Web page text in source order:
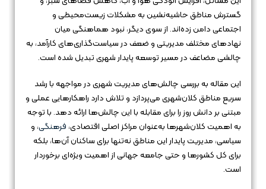
گسترش مناطق حاشیه‌نشین به مشکلات زیست‌محیطی و
اجتماعی دامن زده‌اند. از سوی دیگر، نبود هماهنگی میان
نهادهای مختلف مدیریتی و ضعف در سیاست‌گذاری‌های کارآمد، به
چالشی مضاعف در مسیر توسعه پایدار شهری تبدیل شده است.
این مقاله به بررسی چالش‌های مدیریت شهری در مواجهه با رشد
سریع مناطق کلان‌شهری می‌پردازد و تلاش دارد راهکارهایی عملی و
مبتنی بر دانش روز را برای مقابله با این چالش‌ها ارائه دهد. با توجه
به اهمیت کلان‌شهرها به‌عنوان مراکز اصلی اقتصادی، فرهنگی، و
سیاسی، مدیریت پایدار این مناطق نه‌تنها برای ساکنان آن‌ها، بلکه
برای کل کشورها و حتی جامعه جهانی از اهمیت ویژه‌ای برخوردار
است.